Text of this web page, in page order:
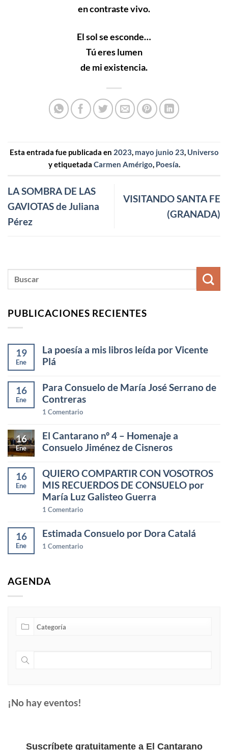
en contraste vivo.
El sol se esconde…
Tú eres lumen
de mi existencia.
Esta entrada fue publicada en 2023, mayo junio 23, Universo
y etiquetada Carmen Amérigo, Poesía.
LA SOMBRA DE LAS
GAVIOTAS de Juliana
Pérez
VISITANDO SANTA FE
(GRANADA)
PUBLICACIONES RECIENTES
19
Ene
La poesía a mis libros leída por Vicente
Plá
16
Ene
Para Consuelo de María José Serrano de
Contreras
1 Comentario
16
Ene
El Cantarano nº 4 – Homenaje a
Consuelo Jiménez de Cisneros
16
Ene
QUIERO COMPARTIR CON VOSOTROS
MIS RECUERDOS DE CONSUELO por
María Luz Galisteo Guerra
1 Comentario
16
Ene
Estimada Consuelo por Dora Catalá
1 Comentario
AGENDA
¡No hay eventos!
Suscríbete gratuitamente a El Cantarano